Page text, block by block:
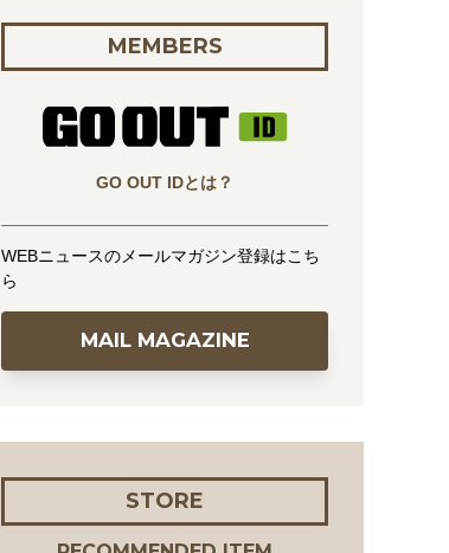
MEMBERS
GO OUT IDとは？
WEBニュースのメールマガジン登録はこち
ら
MAIL MAGAZINE
STORE